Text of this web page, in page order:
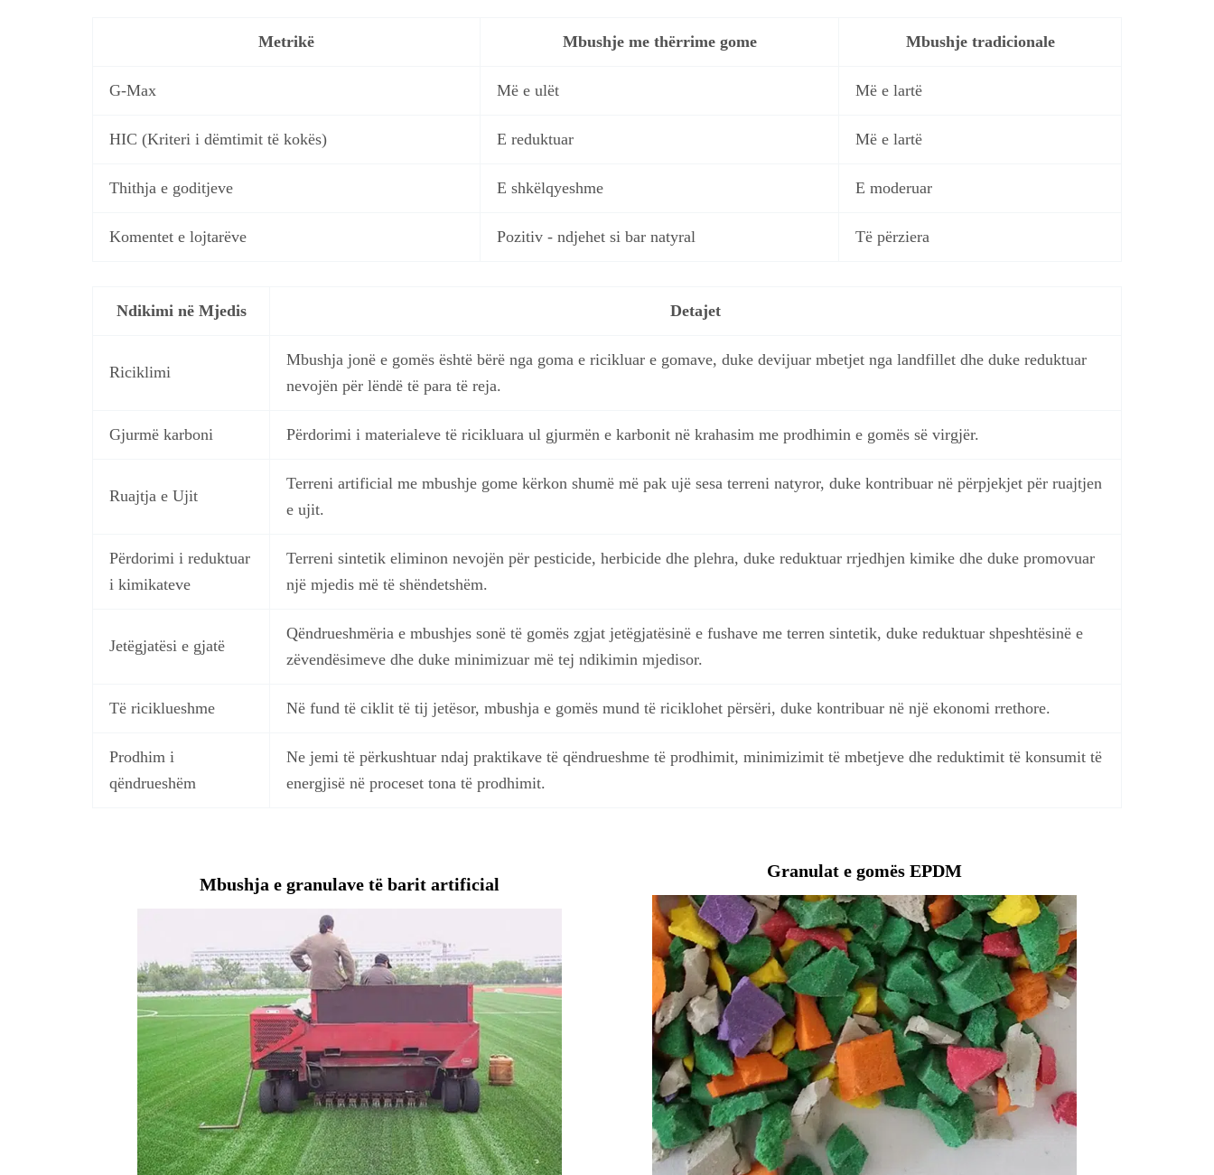
Metrikë Mbushje me thërrime gome Mbushje tradicionale
G-Max Më e ulët Më e lartë
HIC (Kriteri i dëmtimit të kokës) E reduktuar Më e lartë
Thithja e goditjeve E shkëlqyeshme E moderuar
Komentet e lojtarëve Pozitiv - ndjehet si bar natyral Të përziera
Ndikimi në Mjedis Detajet
Riciklimi
Mbushja jonë e gomës është bërë nga goma e ricikluar e gomave, duke devijuar mbetjet nga landfillet dhe duke reduktuar
nevojën për lëndë të para të reja.
Gjurmë karboni Përdorimi i materialeve të ricikluara ul gjurmën e karbonit në krahasim me prodhimin e gomës së virgjër.
Ruajtja e Ujit
Terreni artificial me mbushje gome kërkon shumë më pak ujë sesa terreni natyror, duke kontribuar në përpjekjet për ruajtjen
e ujit.
Përdorimi i reduktuar
i kimikateve
Terreni sintetik eliminon nevojën për pesticide, herbicide dhe plehra, duke reduktuar rrjedhjen kimike dhe duke promovuar
një mjedis më të shëndetshëm.
Jetëgjatësi e gjatë
Qëndrueshmëria e mbushjes sonë të gomës zgjat jetëgjatësinë e fushave me terren sintetik, duke reduktuar shpeshtësinë e
zëvendësimeve dhe duke minimizuar më tej ndikimin mjedisor.
Të riciklueshme Në fund të ciklit të tij jetësor, mbushja e gomës mund të riciklohet përsëri, duke kontribuar në një ekonomi rrethore.
Prodhim i
qëndrueshëm
Ne jemi të përkushtuar ndaj praktikave të qëndrueshme të prodhimit, minimizimit të mbetjeve dhe reduktimit të konsumit të
energjisë në proceset tona të prodhimit.
Mbushja e granulave të barit artificial
Granulat e gomës EPDM